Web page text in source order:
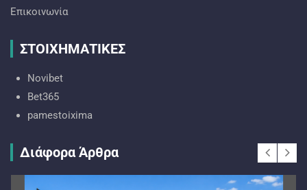
Επικοινωνία
ΣΤΟΙΧΗΜΑΤΙΚΕΣ
Novibet
Bet365
pamestoixima
Διάφορα Άρθρα